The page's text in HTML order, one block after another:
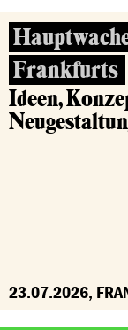
Frankfurts
Ideen,
23.07.2026,